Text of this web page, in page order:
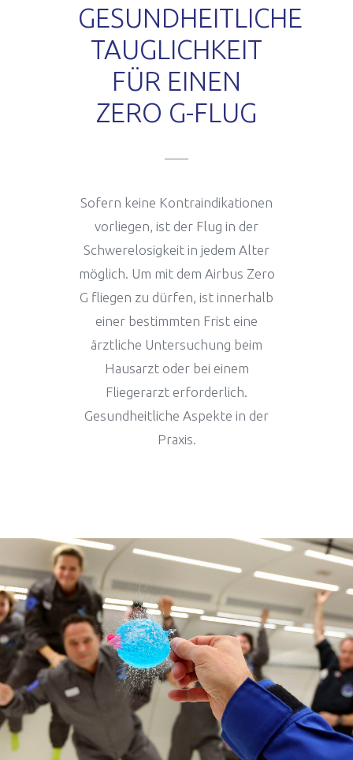
Parabelflugtechnik
Neuigkeiten
Praktische Informationen
Rechtlicher Rahmen
Bildergalerie
Buchen Sie Ihren Flug
Air Zero G Team
Angebote für Unternehmen
Air Zero G Sky Club
FAQ Privatpersonen
Wissenschaftliche Experimente
Wissenschaftliche Flugkampagnen
Team Novespace
kunden und partner
FAQ Wissenschaftliche
GESUNDHEITLICHE
TAUGLICHKEIT
FÜR EINEN
ZERO G-FLUG
Sofern keine Kontraindikationen
vorliegen, ist der Flug in der
Schwerelosigkeit in jedem Alter
möglich. Um mit dem Airbus Zero
G fliegen zu dürfen, ist innerhalb
einer bestimmten Frist eine
ärztliche Untersuchung beim
Hausarzt oder bei einem
Fliegerarzt erforderlich.
Gesundheitliche Aspekte in der
Praxis.